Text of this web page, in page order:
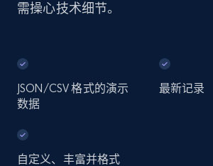
需操心技术细节。
JSON/CSV 格式的演示
数据
最新记录
自定义、丰富并格式